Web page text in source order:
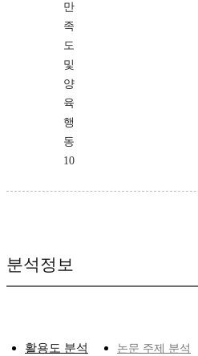
만
족
도
및
양
육
행
동
10
분석정보
활용도 분석
논문 주제 분석